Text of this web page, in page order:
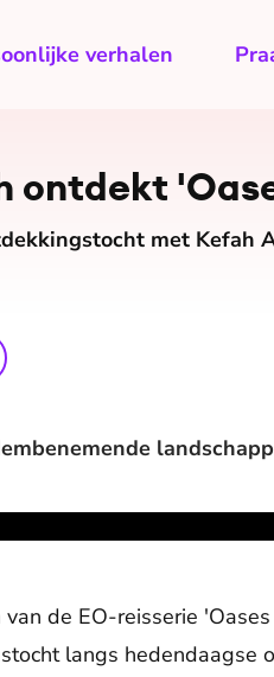
verhalen
ontdekt
met Kefah
de EO-reisserie
langs hedendaagse